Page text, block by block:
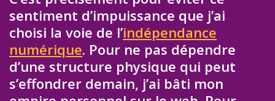
sentiment d’impuissance que j’ai
choisi la voie de l’indépendance
numérique. Pour ne pas dépendre
d’une structure physique qui peut
s’effondrer demain, j’ai bâti mon